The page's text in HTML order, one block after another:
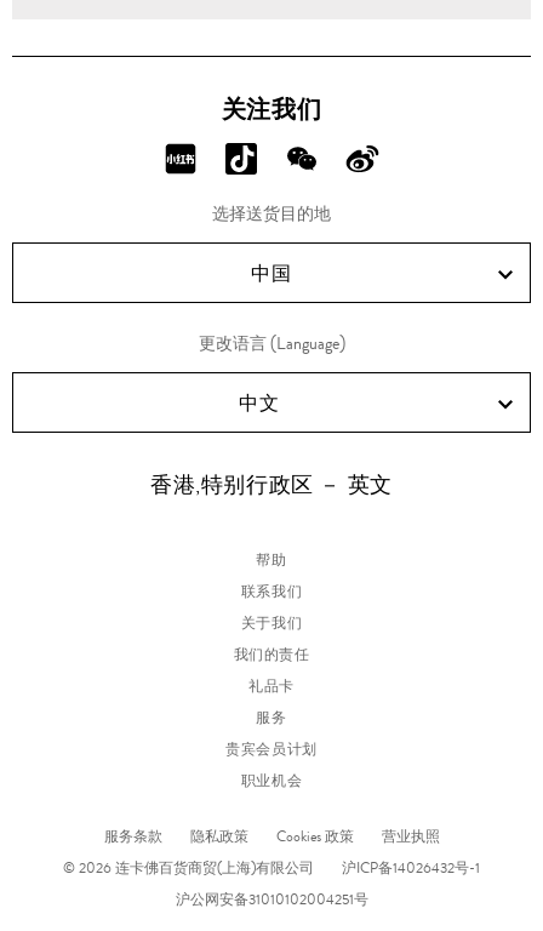
关注我们
分
RED!
分
享
Douyin!
分
享
WeChat!
分
Weibo!
选择送货目的地
中国
更改语言 (Language)
中文
香港,特别行政区 － 英文
帮助
联系我们
关于我们
我们的责任
礼品卡
服务
贵宾会员计划
职业机会
服务条款 隐私政策 Cookies 政策
营业执照
© 2026 连卡佛百货商贸(上海)有限公司
沪ICP备14026432号-1
沪公网安备31010102004251号